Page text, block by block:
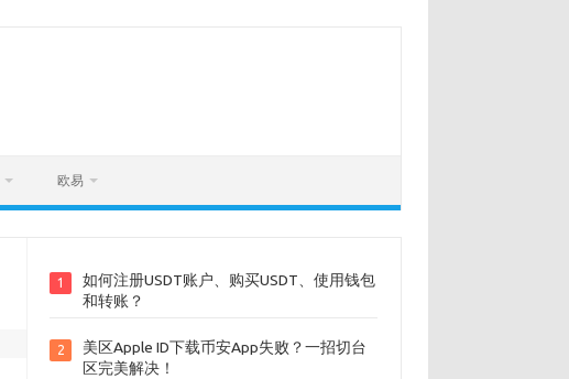
欧易
1
如何注册USDT账户、购买USDT、使用钱包
和转账？
2
美区Apple ID下载币安App失败？一招切台
区完美解决！